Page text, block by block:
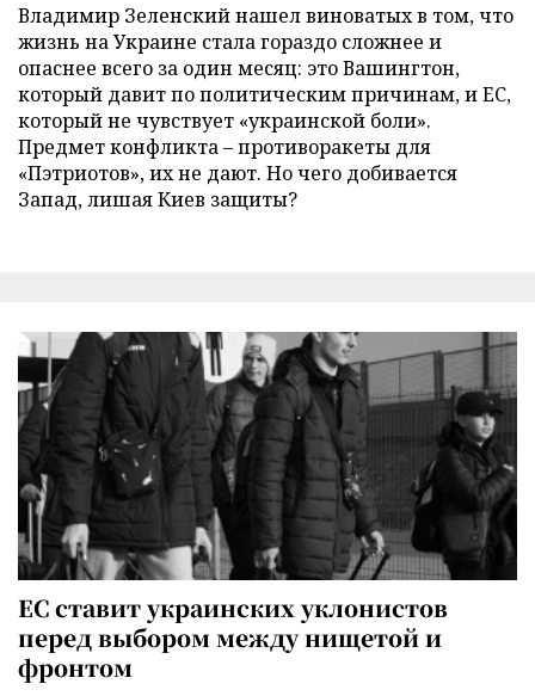
Владимир Зеленский нашел виноватых в том, что
жизнь на Украине стала гораздо сложнее и
опаснее всего за один месяц: это Вашингтон,
который давит по политическим причинам, и ЕС,
который не чувствует «украинской боли».
Предмет конфликта – противоракеты для
«Пэтриотов», их не дают. Но чего добивается
Запад, лишая Киев защиты?
ЕС ставит украинских уклонистов
перед выбором между нищетой и
фронтом